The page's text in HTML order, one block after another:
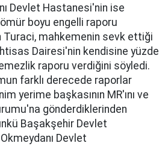
Devlet Hastanesi'nin ise
boyu engelli raporu
Turaci, mahkemenin sevk ettiği
Dairesi'nin kendisine yüzde
raporu verdiğini söyledi.
farklı derecede raporlar
yerime başkasının MR'ını ve
gönderdiklerinden
Başakşehir Devlet
Devlet